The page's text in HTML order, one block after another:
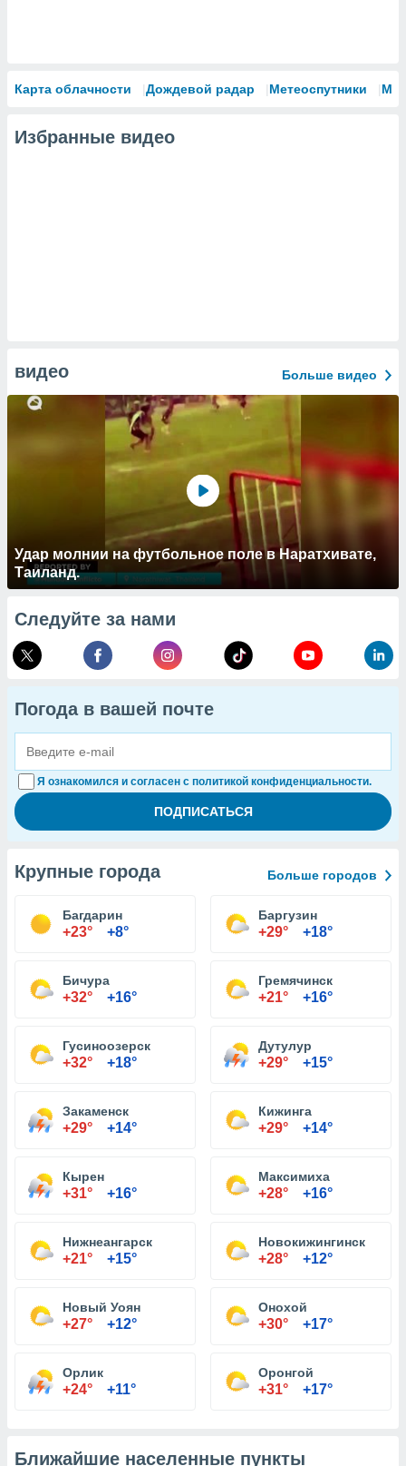
Карта облачности Дождевой радар Метеоспутники
Избранные видео
видео Больше видео
Удар молнии на футбольное поле в Наратхивате,
Таиланд.
Следуйте за нами
Погода в вашей почте
Я ознакомился и согласен с политикой конфиденциальности.
Крупные города Больше городов
Багдарин
+23° +8°
Баргузин
+29° +18°
Бичура
+32° +16°
Гремячинск
+21° +16°
Гусиноозерск
+32° +18°
Дутулур
+29° +15°
Закаменск
+29° +14°
Кижинга
+29° +14°
Кырен
+31° +16°
Максимиха
+28° +16°
Нижнеангарск
+21° +15°
Новокижингинск
+28° +12°
Новый Уоян
+27° +12°
Онохой
+30° +17°
Орлик
+24° +11°
Оронгой
+31° +17°
Ближайшие населенные пункты